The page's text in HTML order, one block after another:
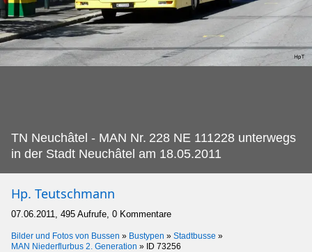
TN Neuchâtel - MAN Nr. 228 NE 111228 unterwegs
in der Stadt Neuchâtel am 18.05.2011
Hp. Teutschmann
07.06.2011, 495 Aufrufe, 0 Kommentare
Bilder und Fotos von Bussen » Bustypen » Stadtbusse »
MAN Niederflurbus 2. Generation » ID 73256